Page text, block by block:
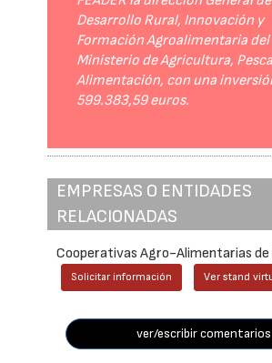
Desarrollo Rural, Innovación y
Formación Agroalimentaria del
Ministerio de Agricultura,
Alimentación, con una
599.383,59 euros.
EMPRESAS O ENTIDADES
RELACIONADAS
Cooperativas Agro-Alimentarias de
Solicitar información Ver stand
ver/escribir comentarios